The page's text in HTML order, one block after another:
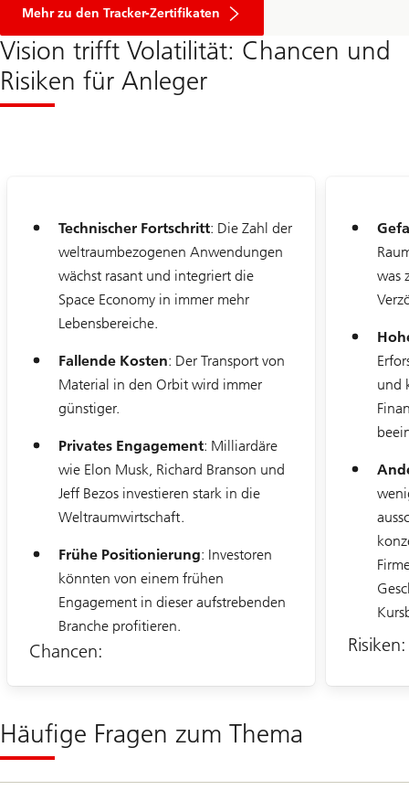
Mehr zu den Tracker-Zertifikaten
l
k
n
S
c
u
v
e
e
Vision trifft Volatilität: Chancen und
Risiken für Anleger
Chancen:
Technischer Fortschritt: Die Zahl der
weltraumbezogenen Anwendungen
wächst rasant und integriert die
Space Economy in immer mehr
Lebensbereiche.
Fallende Kosten: Der Transport von
Material in den Orbit wird immer
günstiger.
Privates Engagement: Milliardäre
wie Elon Musk, Richard Branson und
Jeff Bezos investieren stark in die
Weltraumwirtschaft.
Frühe Positionierung: Investoren
könnten von einem frühen
Engagement in dieser aufstrebenden
Branche profitieren.
Risiken:
was
und
Häufige Fragen zum Thema